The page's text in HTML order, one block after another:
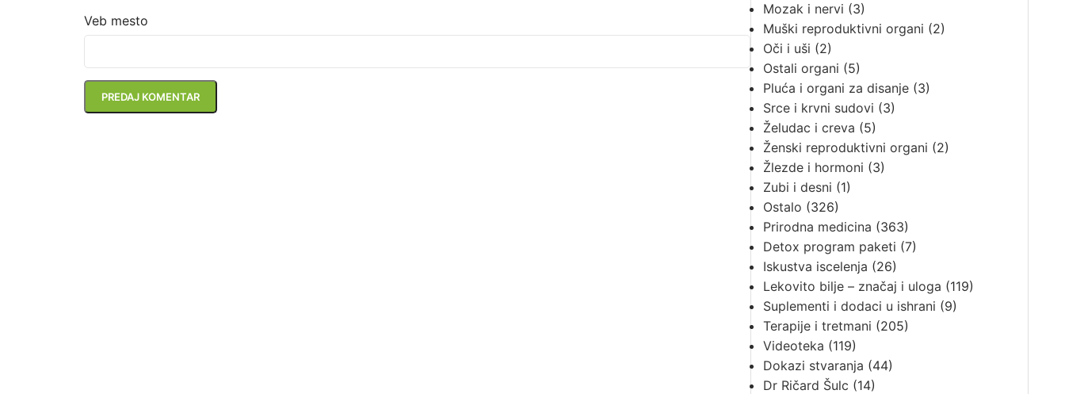
Mozak i nervi (3)
Muški reproduktivni organi (2)
Oči i uši (2)
Ostali organi (5)
Pluća i organi za disanje(3)
Srce i krvni sudovi (3)
Želudac i creva (5)
Ženski reproduktivni organi (2)
Žlezde i hormoni (3)
Zubi i desni (1)
Ostalo (326)
Prirodna medicina (363)
Detox program paketi (7)
Iskustva iscelenja (26)
Lekovito bilje – značaj i uloga (119)
Suplementi i dodaci u ishrani (9)
Terapije i tretmani (205)
Videoteka (119)
Dokazi stvaranja (44)
Dr Ričard Šulc (14)
Veb mesto